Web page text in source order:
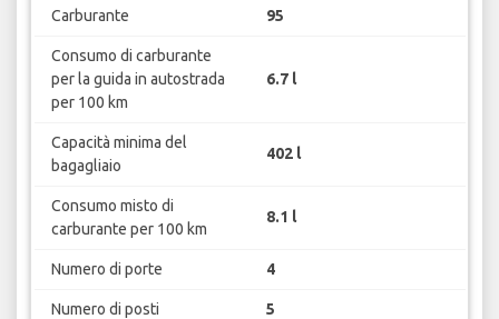
Carburante 95
Consumo di carburante
per la guida in autostrada
per 100 km
6.7 l
Capacità minima del
bagagliaio
402 l
Consumo misto di
carburante per 100 km
8.1 l
Numero di porte 4
Numero di posti 5